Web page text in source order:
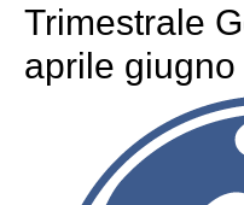
Trimestrale
aprile giugno